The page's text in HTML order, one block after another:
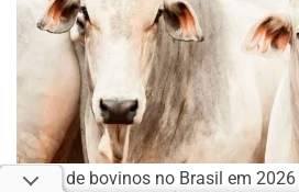
Abate de bovinos no Brasil em